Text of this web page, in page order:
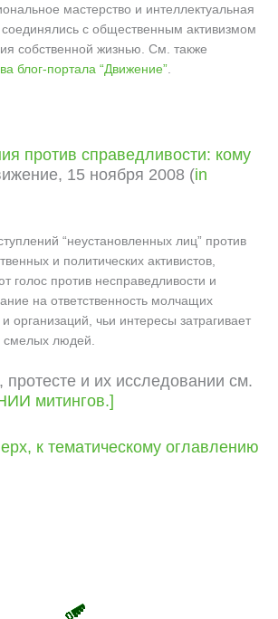
мастерство и интеллектуальная
с общественным активизмом
собственной жизнью. См. также
блог-портала “Движение”
против справедливости: кому
15 ноября 2008 (in
“неустановленных лиц” против
и политических активистов,
голос против несправедливости и
на ответственность молчащих
организаций, чьи интересы затрагивает
смелых людей.
протесте и их исследовании см.
митингов.]
к тематическому оглавлению